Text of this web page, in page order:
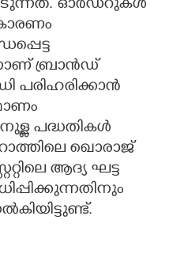
ഓർഡറുകൾ
ബ്രാൻഡ്
പരിഹരിക്കാൻ
പദ്ധതികൾ
ഖൊരാജ്
ആദ്യ ഘട്ട